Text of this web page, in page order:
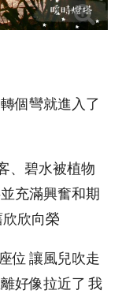
個彎就進入了
、碧水被植物
充滿興奮和期
欣向榮
位 讓風兒吹走
好像拉近了 我